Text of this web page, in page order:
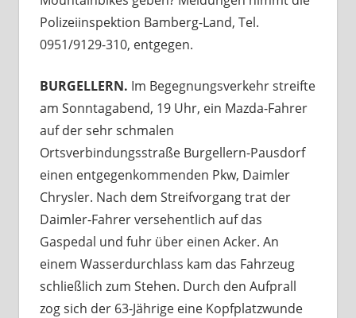
Polizeiinspektion Bamberg-Land, Tel.
0951/9129-310, entgegen.
BURGELLERN. Im Begegnungsverkehr streifte
am Sonntagabend, 19 Uhr, ein Mazda-Fahrer
auf der sehr schmalen
Ortsverbindungsstraße Burgellern-Pausdorf
einen entgegenkommenden Pkw, Daimler
Chrysler. Nach dem Streifvorgang trat der
Daimler-Fahrer versehentlich auf das
Gaspedal und fuhr über einen Acker. An
einem Wasserdurchlass kam das Fahrzeug
schließlich zum Stehen. Durch den Aufprall
zog sich der 63-Jährige eine Kopfplatzwunde